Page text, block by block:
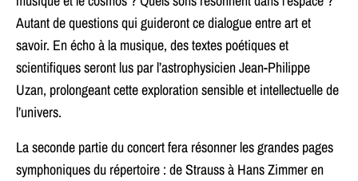
Autant de questions qui guideront ce dialogue entre art et
savoir. En écho à la musique, des textes poétiques et
scientifiques seront lus par l’astrophysicien Jean-Philippe
Uzan, prolongeant cette exploration sensible et intellectuelle de
l’univers.
La seconde partie du concert fera résonner les grandes pages
symphoniques du répertoire : de Strauss à Hans Zimmer en